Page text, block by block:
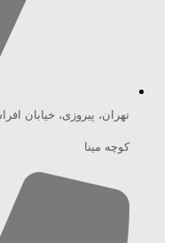
تهران، پیروزی، خیابان
کوچه مینا